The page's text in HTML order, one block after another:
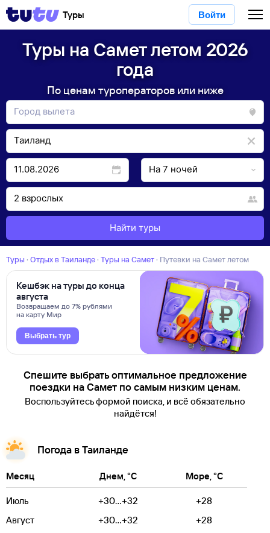
Туры Войти
Туры на Самет летом 2026
года
По ценам туроператоров или ниже
Найти туры
Туры · Отдых в Таиланде · Туры на Самет · Путевки на Самет летом
Кешбэк на туры до конца
августа
Возвращаем до 7% рублями
на карту Мир
Выбрать тур
Спешите выбрать оптимальное предложение
поездки на Самет по самым низким ценам.
Воспользуйтесь формой поиска, и всё обязательно
найдётся!
Погода в Таиланде
Месяц Днем, °C Море, °C
Июль +30...+32
+28
Август
+30...+32
+28